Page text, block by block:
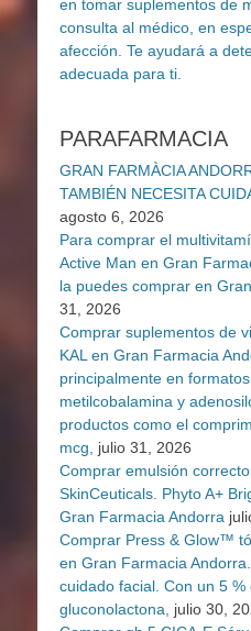
PARAFARMACIA
GRAN FARMÀCIA
TAMBIÉN NECESITA
agosto 6, 2026
Para comprar el
Active Man en Gran
la puedes comprar en
31, 2026
Comprar suplementos de
KAL en Gran Farmacia
principalmente en
metilcobalamina y
productos como el
mcg,
julio 31, 2026
Comprar emulsión
SkinCeuticals. Phyto A+
Gran Farmacia Andorra
Comprar Press & Glow™
en Gran Farmacia
cuidado facial. Con un 5
gluconolactona,
julio 30,